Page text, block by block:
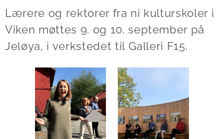
Lærere og rektorer fra ni kulturskoler i
Viken møttes 9. og 10. september på
Jeløya, i verkstedet til Galleri F15.